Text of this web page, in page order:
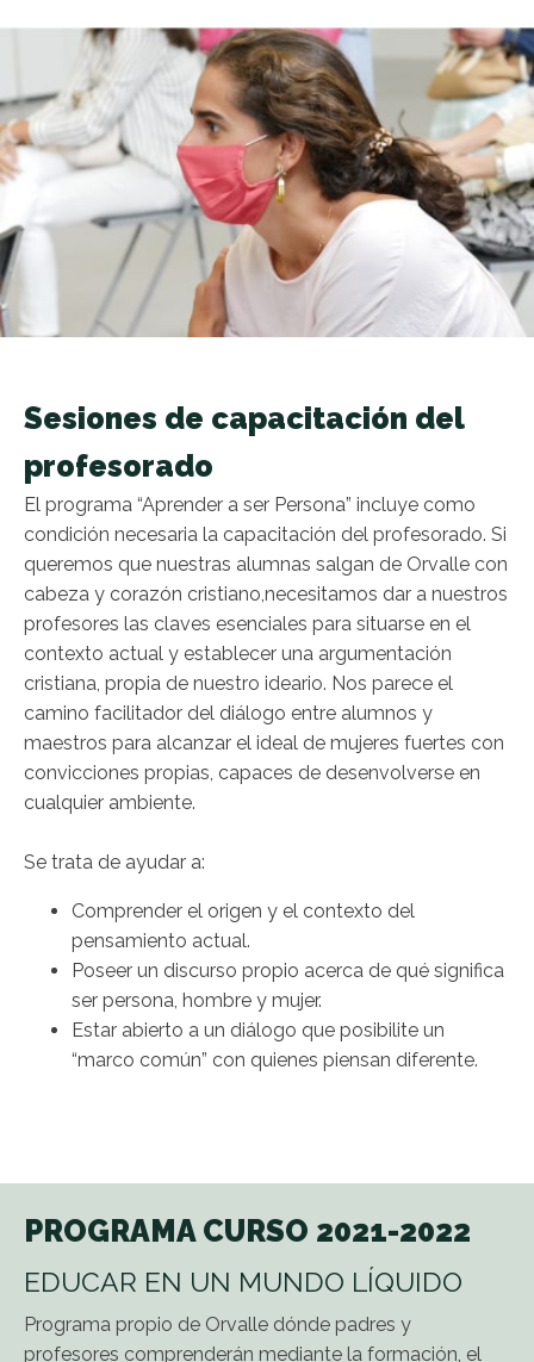
Sesiones de capacitación del
profesorado
El programa “Aprender a ser Persona” incluye como
condición necesaria la capacitación del profesorado. Si
queremos que nuestras alumnas salgan de Orvalle con
cabeza y corazón cristiano,necesitamos dar a nuestros
profesores las claves esenciales para situarse en el
contexto actual y establecer una argumentación
cristiana, propia de nuestro ideario. Nos parece el
camino facilitador del diálogo entre alumnos y
maestros para alcanzar el ideal de mujeres fuertes con
convicciones propias, capaces de desenvolverse en
cualquier ambiente.
Se trata de ayudar a:
Comprender el origen y el contexto del
pensamiento actual.
Poseer un discurso propio acerca de qué significa
ser persona, hombre y mujer.
Estar abierto a un diálogo que posibilite un
“marco común” con quienes piensan diferente.
PROGRAMA CURSO 2021-2022
EDUCAR EN UN MUNDO LÍQUIDO
Programa propio de Orvalle dónde padres y
profesores comprenderán mediante la formación, el